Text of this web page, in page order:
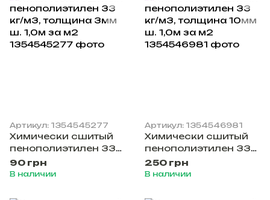
Артикул: 1354545277
Химически сшитый
пенополиэтилен 33
кг/м3, толщина 3мм
ш. 1,0м за м2
90 грн
В наличии
Артикул: 1354546981
Химически сшитый
пенополиэтилен 33
кг/м3, толщина 10мм
ш. 1,0м за м2
250 грн
В наличии